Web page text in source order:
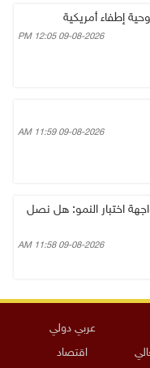
إطفاء أمريكية
09-08-2026 12:05 PM
09-08-2026 11:59 AM
اختبار النمو: هل نصل
09-08-2026 11:58 AM
عربي دولي
اقتصاد